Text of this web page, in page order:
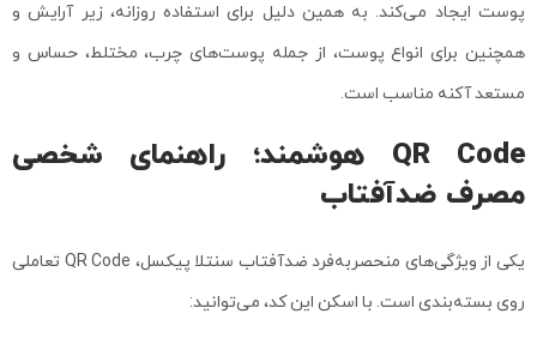
پوست ایجاد می‌کند. به همین دلیل برای استفاده روزانه، زیر آرایش و
همچنین برای انواع پوست، از جمله پوست‌های چرب، مختلط، حساس و
مستعد آکنه مناسب است.
QR Code هوشمند؛ راهنمای شخصی
مصرف ضدآفتاب
یکی از ویژگی‌های منحصربه‌فرد ضدآفتاب سنتلا پیکسل، QR Code تعاملی
روی بسته‌بندی است. با اسکن این کد، می‌توانید: